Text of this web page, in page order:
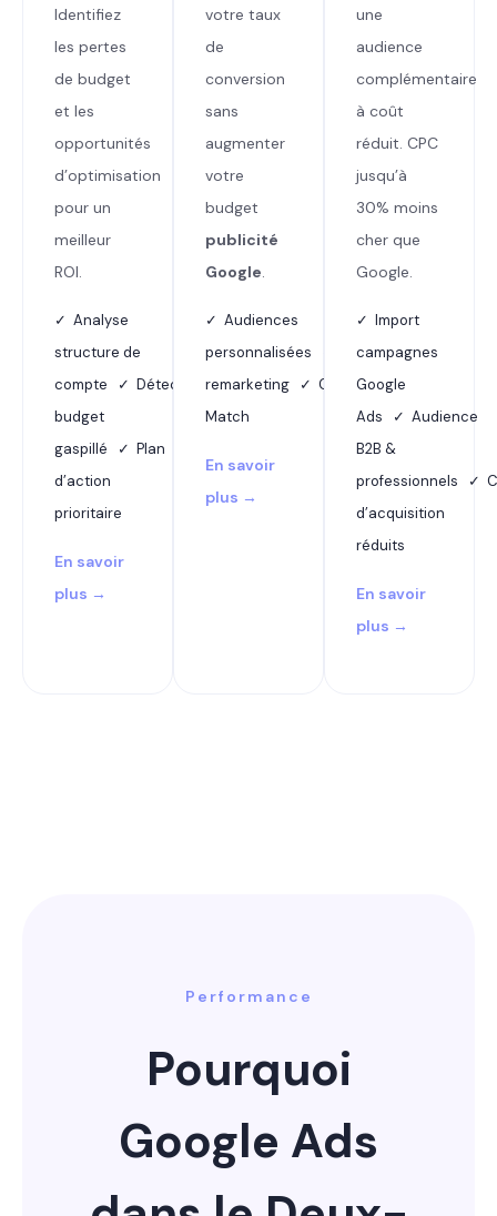
Identifiez
les pertes
de budget
et les
opportunités
d’optimisation
pour un
meilleur
ROI.
✓ Analyse
structure de
compte ✓ Détection
budget
gaspillé ✓ Plan
d’action
prioritaire
En savoir
plus →
votre taux
de
conversion
sans
augmenter
votre
budget
publicité
Google.
✓ Audiences
personnalisées ✓ Dynamic
remarketing ✓ Customer
Match
En savoir
plus →
une
audience
complémentaire
à coût
réduit. CPC
jusqu’à
30% moins
cher que
Google.
✓ Import
campagnes
Google
Ads ✓ Audience
B2B &
professionnels ✓
d’acquisition
réduits
En savoir
plus →
Performance
Pourquoi
Google Ads